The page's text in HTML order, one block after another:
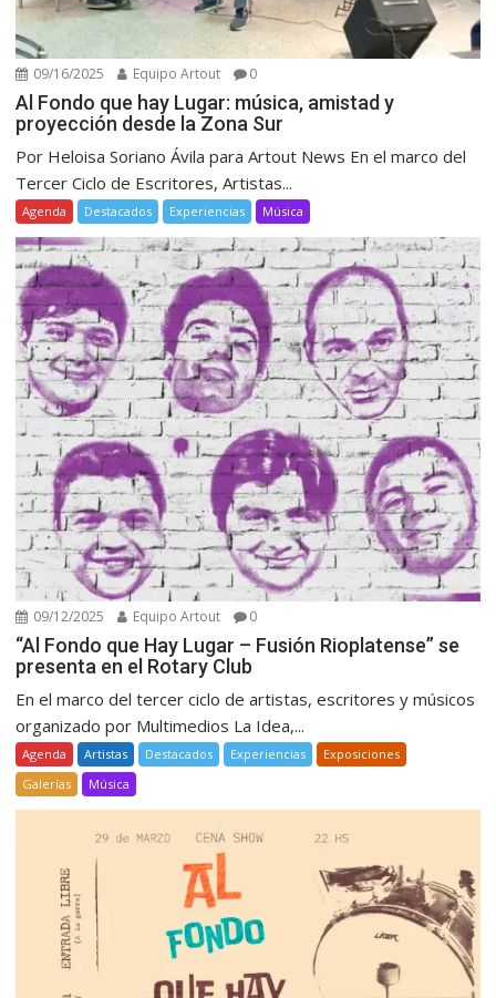
09/16/2025 Equipo Artout 0
Al Fondo que hay Lugar: música, amistad y
proyección desde la Zona Sur
Por Heloisa Soriano Ávila para Artout News En el marco del
Tercer Ciclo de Escritores, Artistas...
Agenda Destacados Experiencias Música
09/12/2025 Equipo Artout 0
“Al Fondo que Hay Lugar – Fusión Rioplatense” se
presenta en el Rotary Club
En el marco del tercer ciclo de artistas, escritores y músicos
organizado por Multimedios La Idea,...
Agenda Artistas Destacados Experiencias
Exposiciones
Galerías
Música